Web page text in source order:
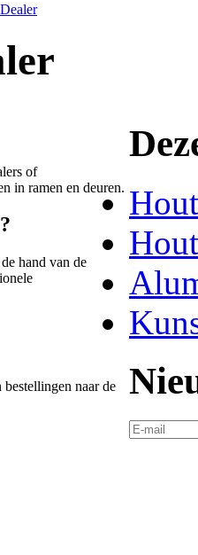
of
in ramen en deuren.
hand van de
naar de